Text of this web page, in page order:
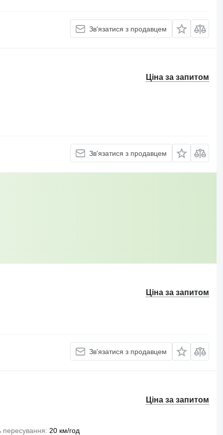
Зв'язатися з продавцем
Ціна за запитом
Зв'язатися з продавцем
Ціна за запитом
Зв'язатися з продавцем
Ціна за запитом
пересування 20 км/год